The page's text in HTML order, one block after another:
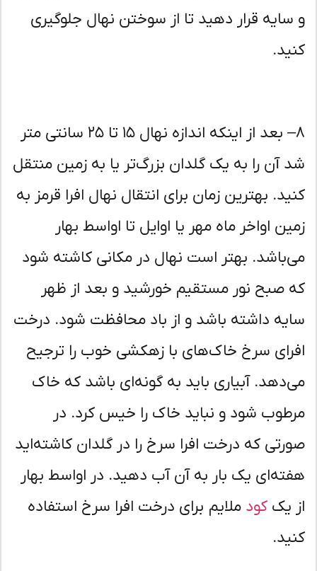
قرار دهید تا از سوختن نهال جلوگیری
۸– بعد از اینکه اندازه نهال ۱۵ تا ۲۵ سانتی متر
آن را به یک گلدان بزرگ‌تر یا به زمین منتقل
بهترین زمان برای انتقال نهال افرا قرمز به
اواخر ماه مهر یا اوایل تا اواسط بهار
بهتر است نهال در مکانی کاشته شود
صبح نور مستقیم خورشید و بعد از ظهر
داشته باشد و از باد محافظت شود. درخت
سرخ خاک‌های با زهکشی خوب را ترجیح
آبیاری باید به گونه‌ای باشد که خاک
شود و نباید خاک را خیس کرد. در
که درخت افرا سرخ را در گلدان کاشته‌اید
یک بار به آن آب دهید. در اواسط بهار
یک کود ملایم برای درخت افرا سرخ استفاده